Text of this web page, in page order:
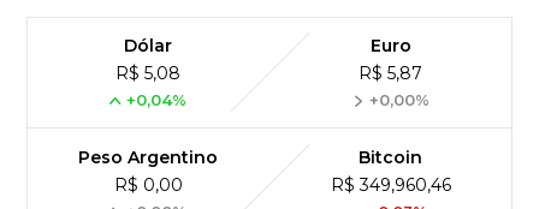
Dólar
R$ 5,08
+0,04%
Euro
R$ 5,87
+0,00%
Peso Argentino
R$ 0,00
Bitcoin
R$ 349,960,46